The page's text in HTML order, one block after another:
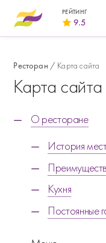
РЕЙТИНГ
9.5
9.3
9.8
Ресторан Карта сайта
Карта сайта
О ресторане
История
Кухня
Постоянные